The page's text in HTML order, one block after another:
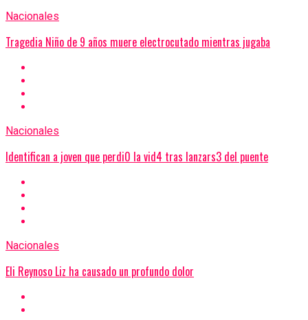
Nacionales
Tragedia Niño de 9 años muere electrocutado mientras jugaba
Nacionales
Identifican a joven que perdi0 la vid4 tras lanzars3 del puente
Nacionales
Eli Reynoso Liz ha causado un profundo dolor